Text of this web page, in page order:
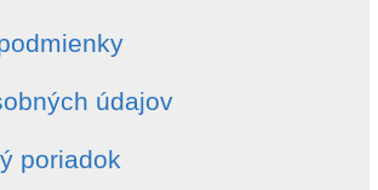
údajov
poriadok